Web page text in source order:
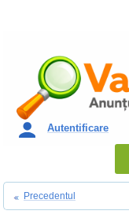
Autentificare
Precedentul